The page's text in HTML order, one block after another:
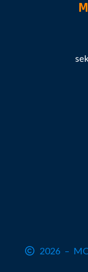
2026 –